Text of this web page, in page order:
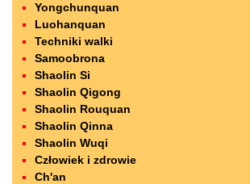
Yongchunquan
Luohanquan
Techniki walki
Samoobrona
Shaolin Si
Shaolin Qigong
Shaolin Rouquan
Shaolin Qinna
Shaolin Wuqi
Człowiek i zdrowie
Ch'an